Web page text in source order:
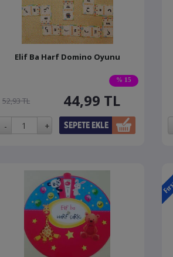
% 15
Elif Ba Harf Domino Oyunu
52,93 TL 44,99 TL